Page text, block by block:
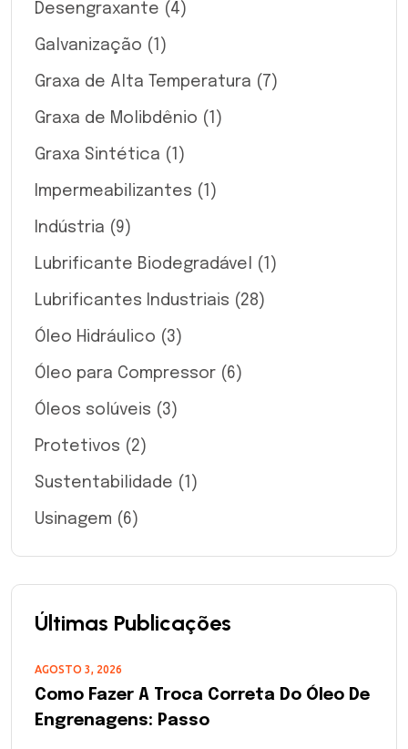
Desengraxante (4)
Galvanização (1)
Graxa de Alta Temperatura (7)
Graxa de Molibdênio (1)
Graxa Sintética (1)
Impermeabilizantes (1)
Indústria (9)
Lubrificante Biodegradável (1)
Lubrificantes Industriais (28)
Óleo Hidráulico (3)
Óleo para Compressor (6)
Óleos solúveis (3)
Protetivos (2)
Sustentabilidade (1)
Usinagem (6)
Últimas Publicações
AGOSTO 3, 2026
Como Fazer A Troca Correta Do Óleo De
Engrenagens: Passo